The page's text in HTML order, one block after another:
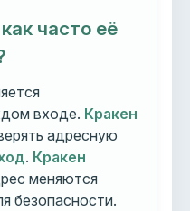
часто её
входе. Кракен
адресную
. Кракен
меняются
безопасности.